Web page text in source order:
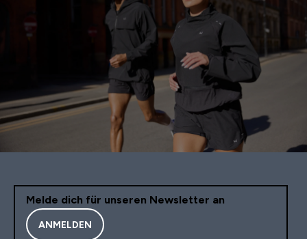
Melde dich für unseren Newsletter an
ANMELDEN